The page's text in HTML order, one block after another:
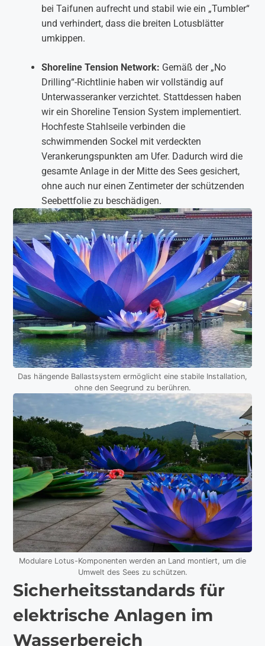
bei Taifunen aufrecht und stabil wie ein „Tumbler“
und verhindert, dass die breiten Lotusblätter
umkippen.
Shoreline Tension Network: Gemäß der „No
Drilling“-Richtlinie haben wir vollständig auf
Unterwasseranker verzichtet. Stattdessen haben
wir ein Shoreline Tension System implementiert.
Hochfeste Stahlseile verbinden die
schwimmenden Sockel mit verdeckten
Verankerungspunkten am Ufer. Dadurch wird die
gesamte Anlage in der Mitte des Sees gesichert,
ohne auch nur einen Zentimeter der schützenden
Seebettfolie zu beschädigen.
Das hängende Ballastsystem ermöglicht eine stabile Installation,
ohne den Seegrund zu berühren.
Modulare Lotus-Komponenten werden an Land montiert, um die
Umwelt des Sees zu schützen.
Sicherheitsstandards für
elektrische Anlagen im
Wasserbereich